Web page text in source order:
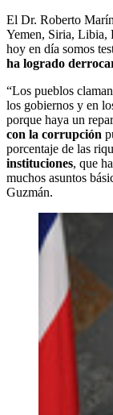
El Dr. Roberto
Yemen, Siria, Libia,
hoy en día somos
ha logrado
“Los pueblos
los gobiernos y en
porque haya un
con la corrupción
porcentaje de las
instituciones, que
muchos asuntos
Guzmán.